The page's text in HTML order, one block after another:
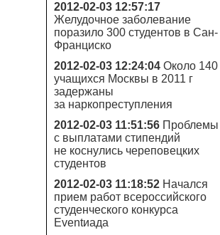
2012-02-03 12:57:17
Желудочное заболевание
поразило 300 студентов в Сан-
Франциско
2012-02-03 12:24:04 Около 140
учащихся Москвы в 2011 г
задержаны
за наркопреступления
2012-02-03 11:51:56 Проблемы
с выплатами стипендий
не коснулись череповецких
студентов
2012-02-03 11:18:52 Начался
прием работ всероссийского
студенческого конкурса
Eventиада